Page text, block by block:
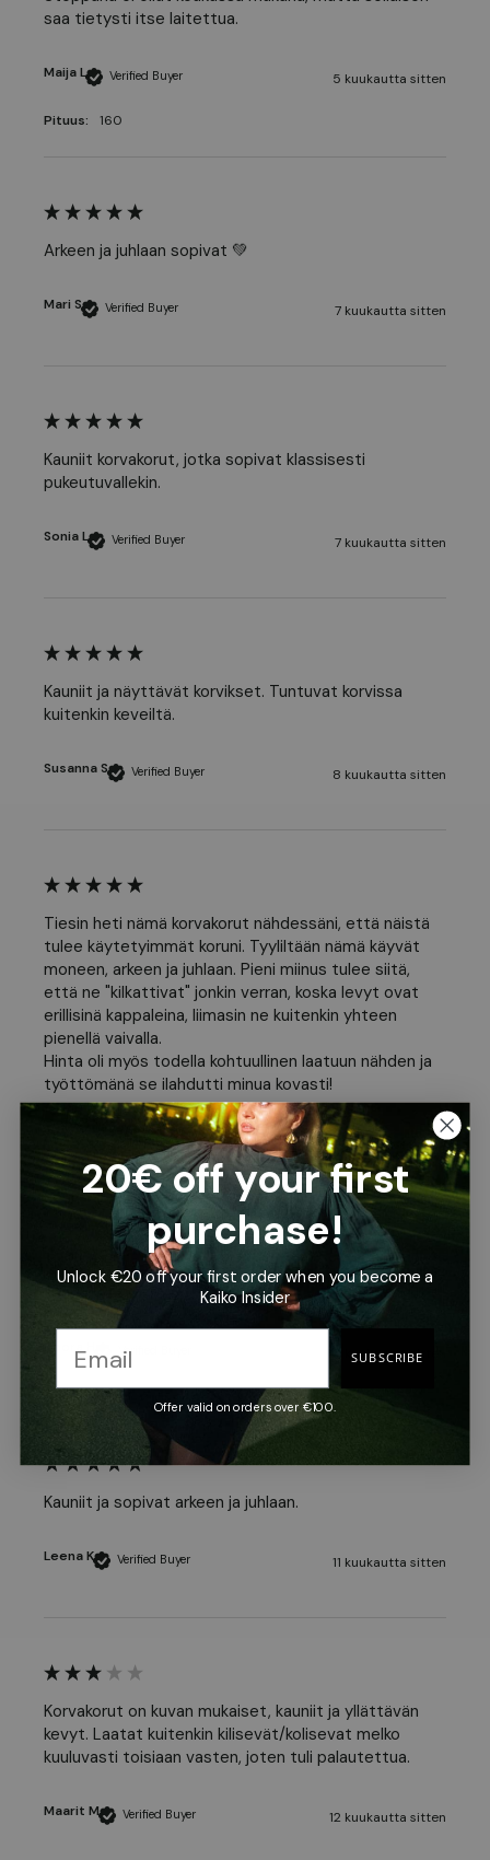
Verified Buyer
Maija L
Pituus: 160
saa tietysti itse laitettua.
5 kuukautta sitten
Verified Buyer
Mari S
Arkeen ja juhlaan sopivat 💚
7 kuukautta sitten
Verified Buyer
Sonia L
Kauniit korvakorut, jotka sopivat klassisesti
pukeutuvallekin.
7 kuukautta sitten
Verified Buyer
Susanna S
Kauniit ja näyttävät korvikset. Tuntuvat korvissa
kuitenkin keveiltä.
8 kuukautta sitten
Verified Buyer
Tiesin heti nämä korvakorut nähdessäni, että näistä
tulee käytetyimmät koruni. Tyyliltään nämä käyvät
moneen, arkeen ja juhlaan. Pieni miinus tulee siitä,
että ne "kilkattivat" jonkin verran, koska levyt ovat
erillisinä kappaleina, liimasin ne kuitenkin yhteen
pienellä vaivalla.
Hinta oli myös todella kohtuullinen laatuun nähden ja
työttömänä se ilahdutti minua kovasti!
9 kuukautta sitten
Verified Buyer
Kauniit.
10 kuukautta sitten
Verified Buyer
Leena K
Kauniit ja sopivat arkeen ja juhlaan.
11 kuukautta sitten
Verified Buyer
Maarit M
Korvakorut on kuvan mukaiset, kauniit ja yllättävän
kevyt. Laatat kuitenkin kilisevät/kolisevat melko
kuuluvasti toisiaan vasten, joten tuli palautettua.
12 kuukautta sitten
20€ off your first
purchase!
Unlock €20 off your first order when you become a
Kaiko Insider
SUBSCRIBE
Offer valid on orders over €100.